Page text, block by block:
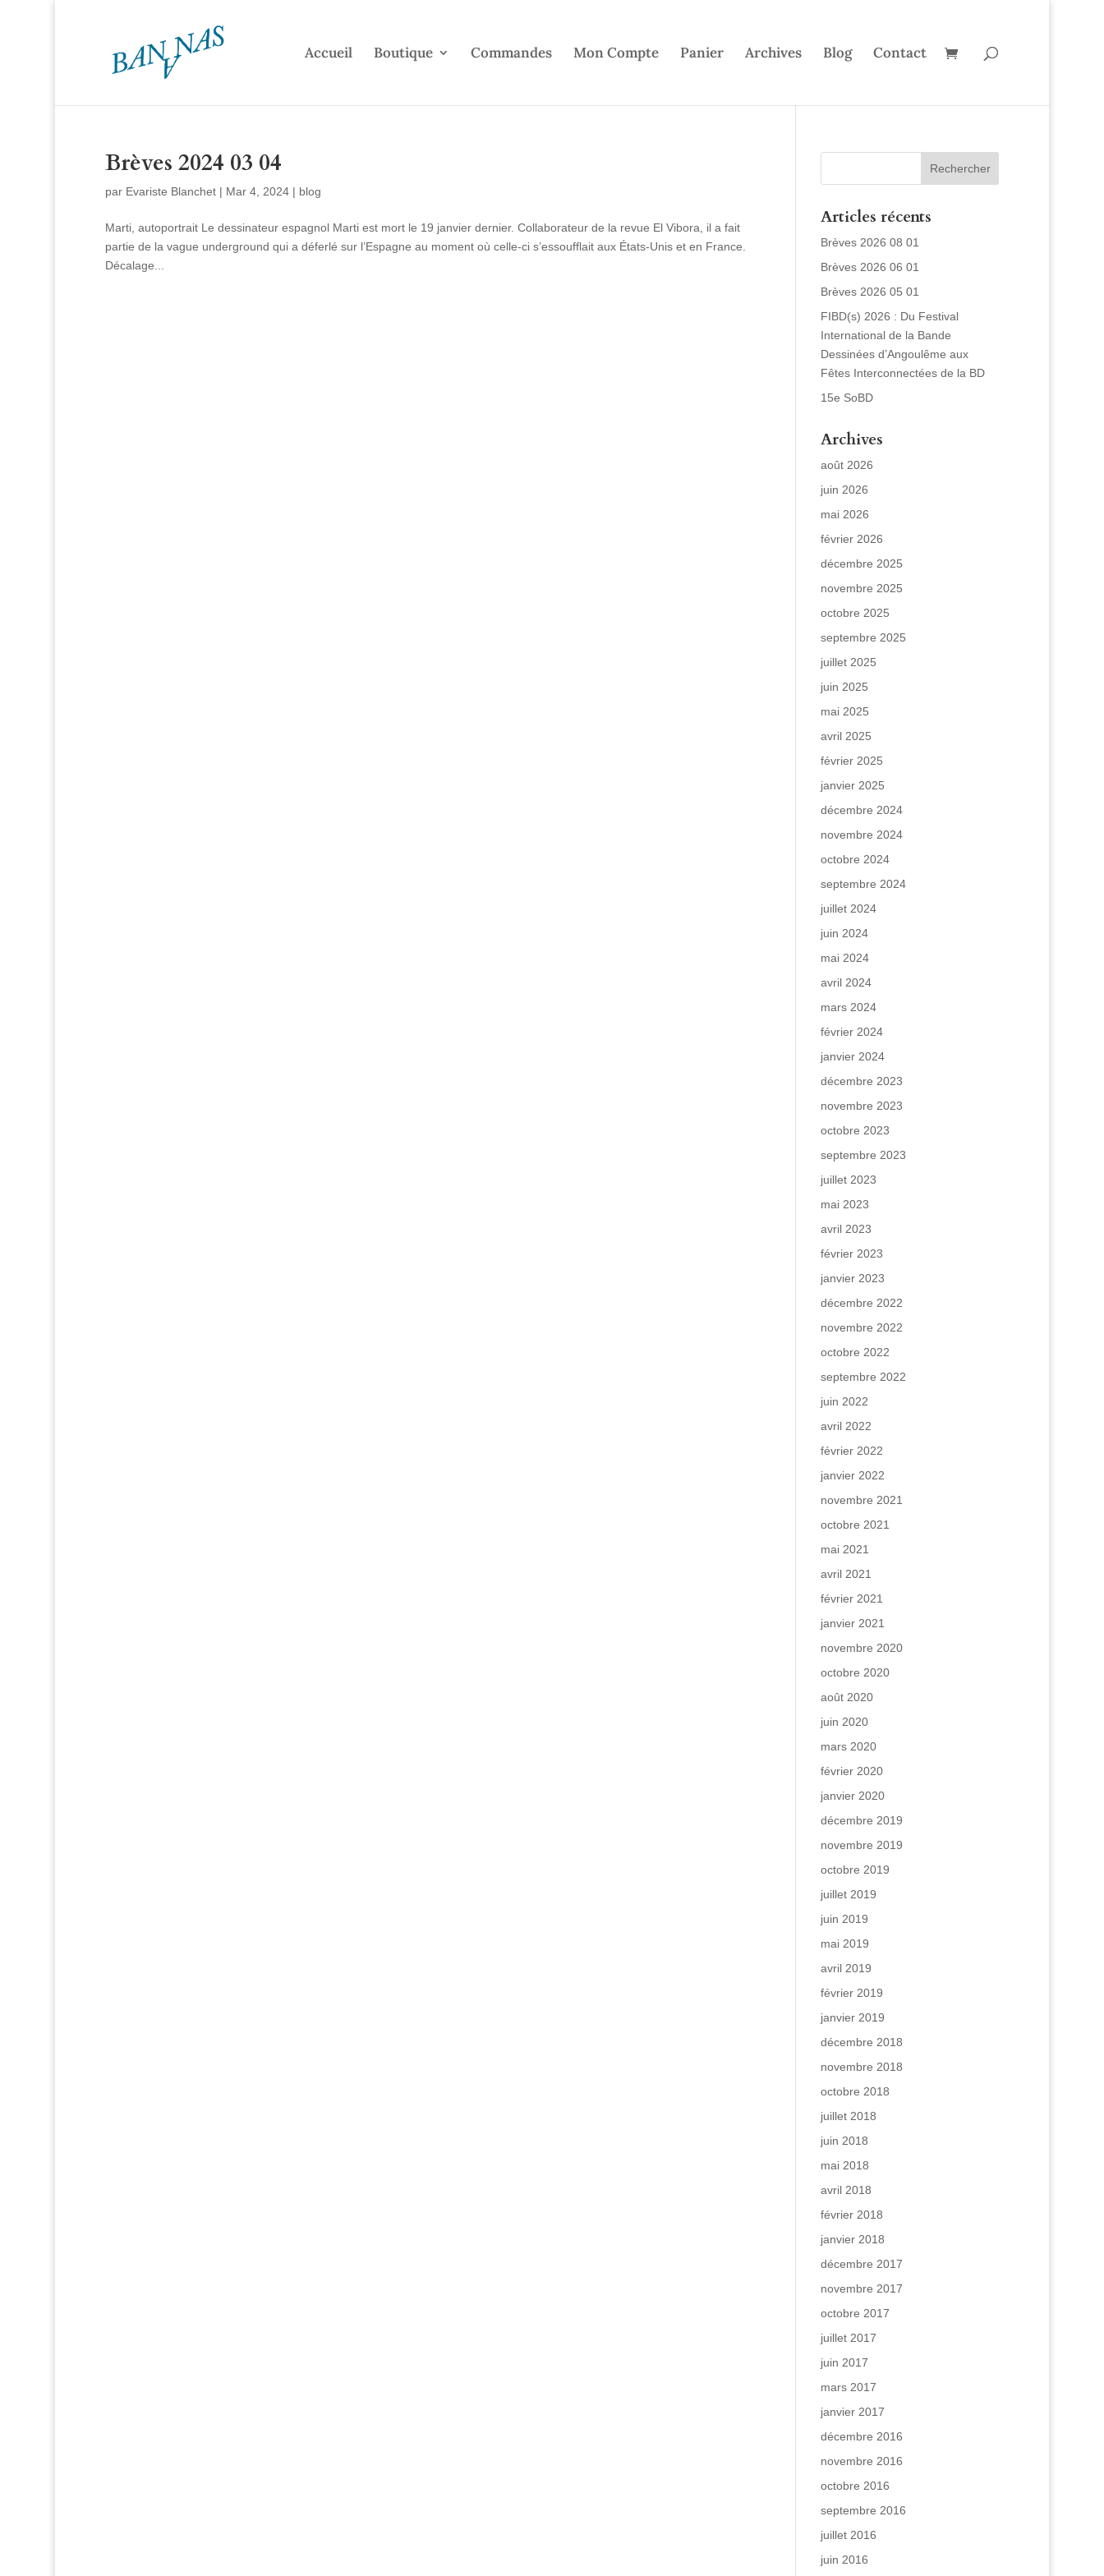
Accueil Boutique Commandes Mon Compte Panier Archives Blog Contact
Brèves 2024 03 04
par Evariste Blanchet| Mar 4, 2024| blog
Marti, autoportrait Le dessinateur espagnol Marti est mort le 19 janvier dernier. Collaborateur de la revue El Vibora, il a fait
partie de la vague underground qui a déferlé sur l’Espagne au moment où celle-ci s’essoufflait aux États-Unis et en France.
Décalage...
Articles récents
Brèves 2026 08 01
Brèves 2026 06 01
Brèves 2026 05 01
FIBD(s) 2026 : Du Festival
International de la Bande
Dessinées d’Angoulême aux
Fêtes Interconnectées de la BD
15e SoBD
Archives
août 2026
juin 2026
mai 2026
février 2026
décembre 2025
novembre 2025
octobre 2025
septembre 2025
juillet 2025
juin 2025
mai 2025
avril 2025
février 2025
janvier 2025
décembre 2024
novembre 2024
octobre 2024
septembre 2024
juillet 2024
juin 2024
mai 2024
avril 2024
mars 2024
février 2024
janvier 2024
décembre 2023
novembre 2023
octobre 2023
septembre 2023
juillet 2023
mai 2023
avril 2023
février 2023
janvier 2023
décembre 2022
novembre 2022
octobre 2022
septembre 2022
juin 2022
avril 2022
février 2022
janvier 2022
novembre 2021
octobre 2021
mai 2021
avril 2021
février 2021
janvier 2021
novembre 2020
octobre 2020
août 2020
juin 2020
mars 2020
février 2020
janvier 2020
décembre 2019
novembre 2019
octobre 2019
juillet 2019
juin 2019
mai 2019
avril 2019
février 2019
janvier 2019
décembre 2018
novembre 2018
octobre 2018
juillet 2018
juin 2018
mai 2018
avril 2018
février 2018
janvier 2018
décembre 2017
novembre 2017
octobre 2017
juillet 2017
juin 2017
mars 2017
janvier 2017
décembre 2016
novembre 2016
octobre 2016
septembre 2016
juillet 2016
juin 2016